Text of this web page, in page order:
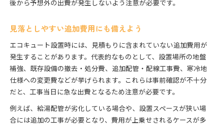
後から予想外の出費が発生しないよう注意が必要です。
見落としやすい追加費用にも備えよう
エコキュート設置時には、見積もりに含まれていない追加費用が
発生することがあります。代表的なものとして、設置場所の地盤
補強、既存設備の撤去・処分費、追加配管・配線工事費、寒冷地
仕様への変更費などが挙げられます。これらは事前確認が不十分
だと、工事当日に急な出費となるため注意が必要です。
例えば、給湯配管が劣化している場合や、設置スペースが狭い場
合には追加の工事が必要となり、費用が上乗せされるケースが多